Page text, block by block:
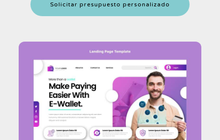
Solicitar presupuesto personalizado